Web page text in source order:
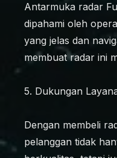
Antarmuka radar
dipahami oleh
yang jelas dan
membuat radar ini
5. Dukungan
Dengan membeli
pelanggan tidak